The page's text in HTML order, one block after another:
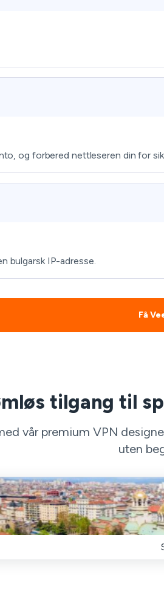
og forbered nettleseren din for
bulgarsk IP-adresse.
Få
tilgang til
vår premium VPN
uten